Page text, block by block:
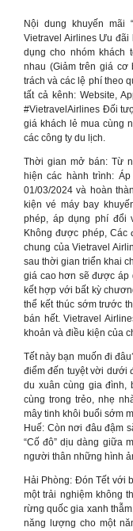
Nội dung khuyến mãi
Vietravel Airlines Ưu
dụng cho nhóm khách
nhau (Giảm trên giá
trách và các lệ phí theo
tất cả kênh: Website,
#VietravelAirlines Đối
giá khách lẻ mua cùng
các công ty du lịch.
Thời gian mở bán: Từ
hiện các hành trình:
01/03/2024 và hoàn
kiện vé máy bay
phép, áp dụng phí đổi
Không được phép, Các
chung của Vietravel
sau thời gian triển khai
giá cao hơn sẽ được áp
kết hợp với bất kỳ
thể kết thúc sớm trước
bán hết. Vietravel
khoản và điều kiện của
Tết này bạn muốn đi
điểm đến tuyệt vời dưới
du xuân cùng gia đình,
cùng trong trẻo, nhẹ
mây tinh khôi buổi sớm
Huế: Còn nơi đâu đậm
“Cố đô” dịu dàng giữa
người thân những hình
Hải Phòng: Đón Tết với
một trải nghiệm không
rừng quốc gia xanh
năng lượng cho một